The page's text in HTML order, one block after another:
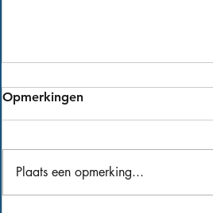
Opmerkingen
Plaats een opmerking...